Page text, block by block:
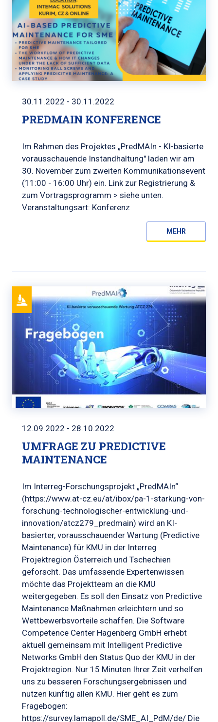
30.11.2022 - 30.11.2022
PREDMAIN KONFERENCE
Im Rahmen des Projektes „PredMAIn - KI-basierte
vorausschauende Instandhaltung" laden wir am
30. November zum zweiten Kommunikationsevent
(11:00 - 16:00 Uhr) ein. Link zur Registrierung &
zum Vortragsprogramm > siehe unten.
Veranstaltungsart: Konferenz
MEHR
12.09.2022 - 28.10.2022
UMFRAGE ZU PREDICTIVE
MAINTENANCE
Im Interreg-Forschungsprojekt „PredMAIn“
(https://www.at-cz.eu/at/ibox/pa-1-starkung-von-
forschung-technologischer-entwicklung-und-
innovation/atcz279_predmain) wird an KI-
basierter, vorausschauender Wartung (Predictive
Maintenance) für KMU in der Interreg
Projektregion Österreich und Tschechien
geforscht. Das umfassende Expertenwissen
möchte das Projektteam an die KMU
weitergegeben. Es soll den Einsatz von Predictive
Maintenance Maßnahmen erleichtern und so
Wettbewerbsvorteile schaffen. Die Software
Competence Center Hagenberg GmbH erhebt
aktuell gemeinsam mit Intelligent Predictive
Networks GmbH den Status Quo der KMU in der
Projektregion. Nur 15 Minuten Ihrer Zeit verhelfen
uns zu besseren Forschungsergebnissen und
nutzen künftig allen KMU. Hier geht es zum
Fragebogen:
https://survey.lamapoll.de/SME_AI_PdM/de/ Die